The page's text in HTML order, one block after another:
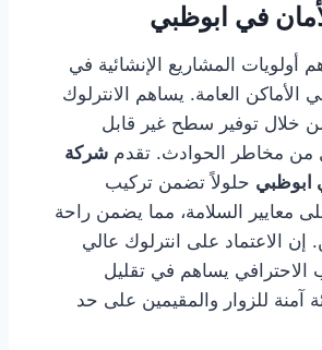
في ابوظبي
أولويات المشاريع الإنشائية في
الأماكن العامة. يساهم الانترلوك
خلال توفير سطح غير قابل
من مخاطر الحوادث. تقدم شركة
ابوظبي حلولاً تضمن تركيب
معايير السلامة، مما يضمن راحة
إن الاعتماد على انترلوك عالي
الاحترافي يساهم في تقليل
آمنة للزوار والمقيمين على حد